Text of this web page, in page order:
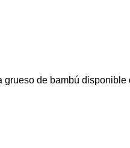
grueso de bambú